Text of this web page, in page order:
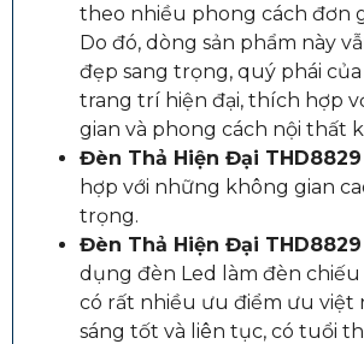
theo nhiều phong cách đơn
Do đó, dòng sản phẩm này
đẹp sang trọng, quý phái
trang trí hiện đại, thích hợp
gian và phong cách nội thất
Đèn Thả Hiện Đại THD8829
hợp với những không gian
trọng.
Đèn Thả Hiện Đại THD8829
dụng đèn Led làm đèn chiếu
có rất nhiều ưu điểm ưu việt
sáng tốt và liên tục, có tuổi